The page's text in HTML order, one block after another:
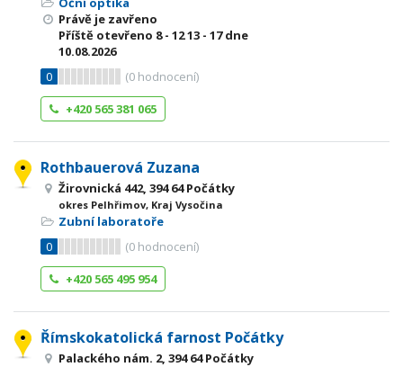
Právě je zavřeno
Příště otevřeno 8 - 1213 - 17dne
10.08.2026
0
(0 hodnocení)
+420 565 381 065
Rothbauerová Zuzana
Žirovnická 442, 394 64 Počátky
okres Pelhřimov, Kraj Vysočina
Zubní laboratoře
0
(0 hodnocení)
+420 565 495 954
Římskokatolická farnost Počátky
Palackého nám. 2, 394 64 Počátky